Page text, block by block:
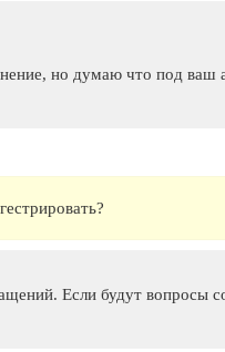
но думаю что под ваш
Если будут вопросы